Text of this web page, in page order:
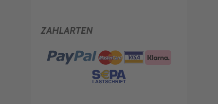
ZAHLARTEN